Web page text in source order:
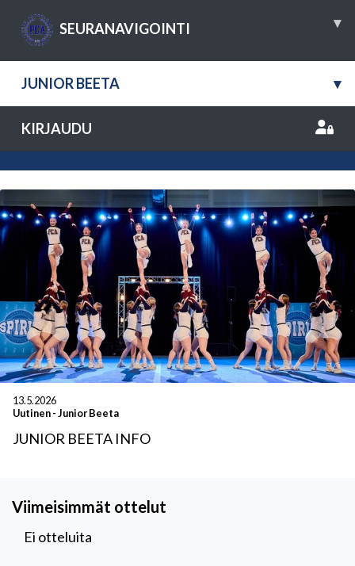
SEURANAVIGOINTI ▾
JUNIOR BEETA ▾
KIRJAUDU
13.5.2026
Uutinen-Junior Beeta
JUNIOR BEETA INFO
Viimeisimmät ottelut
Ei otteluita